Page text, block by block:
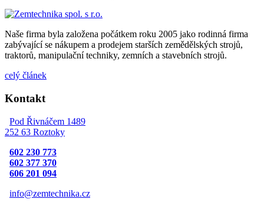
Naše firma byla založena počátkem roku 2005 jako rodinná firma
zabývající se nákupem a prodejem starších zemědělských strojů,
traktorů, manipulační techniky, zemních a stavebních strojů.
celý článek
Kontakt
Pod Řivnáčem 1489
252 63 Roztoky
602 230 773
602 377 370
606 201 094
info@zemtechnika.cz